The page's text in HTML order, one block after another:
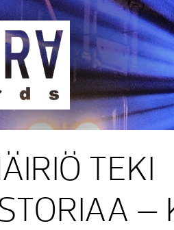
Sakara Records
TEKI
–